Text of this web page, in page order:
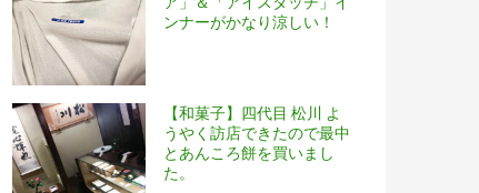
ンナーがかなり涼しい！
【和菓子】四代目 松川 よ
うやく訪店できたので最中
とあんころ餅を買いまし
た。